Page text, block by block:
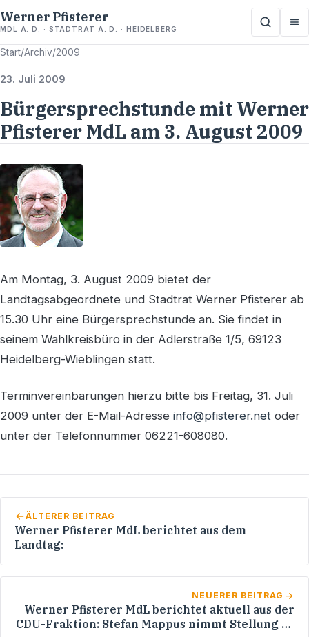
Werner Pfisterer
MDL A. D. · STADTRAT A. D. · HEIDELBERG
Start/Archiv/2009
23. Juli 2009
Bürgersprechstunde mit Werner
Pfisterer MdL am 3. August 2009
Am Montag, 3. August 2009 bietet der
Landtagsabgeordnete und Stadtrat Werner Pfisterer ab
15.30 Uhr eine Bürgersprechstunde an. Sie findet in
seinem Wahlkreisbüro in der Adlerstraße 1/5, 69123
Heidelberg-Wieblingen statt.
Terminvereinbarungen hierzu bitte bis Freitag, 31. Juli
2009 unter der E-Mail-Adresse info@pfisterer.net oder
unter der Telefonnummer 06221-608080.
ÄLTERER BEITRAG
Werner Pfisterer MdL berichtet aus dem
Landtag:
NEUERER BEITRAG
Werner Pfisterer MdL berichtet aktuell aus der
CDU-Fraktion: Stefan Mappus nimmt Stellung zu